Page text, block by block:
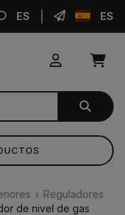
ES ES
Reguladores
de nivel de gas